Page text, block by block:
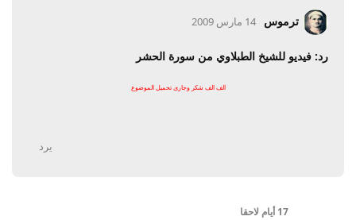
ترموس 14 مارس 2009
رد: فيديو للشيخ الطبلاوي من سورة الحشر
الف الف شكر وجارى تحميل الموضوع
يرد
17 أيام لاحقا